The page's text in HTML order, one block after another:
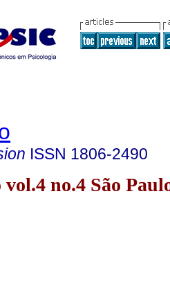
ISSN 1806-2490
no.4 São